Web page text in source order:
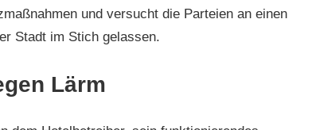
und versucht die Parteien an einen
Stadt im Stich gelassen.
Lärm